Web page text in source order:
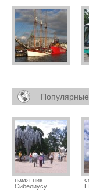
памятник
Сибелиусу